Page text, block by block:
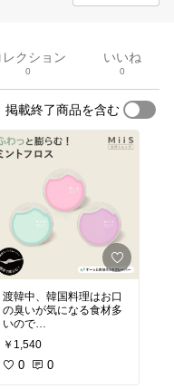
レクション
0
いいね
0
掲載終了商品を含む
渡韓中、韓国料理はお口
の臭いが気になる食材多
いので
必須アイテム！
￥1,540
0 0